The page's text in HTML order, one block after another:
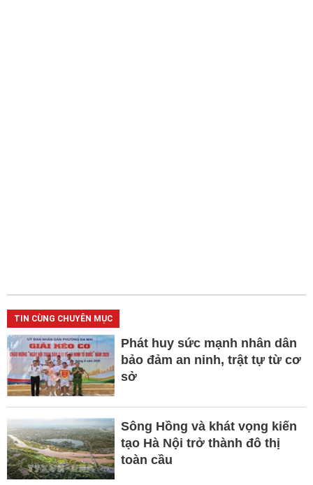
TIN CÙNG CHUYÊN MỤC
Phát huy sức mạnh nhân dân
bảo đảm an ninh, trật tự từ cơ
sở
Sông Hồng và khát vọng kiến
tạo Hà Nội trở thành đô thị
toàn cầu